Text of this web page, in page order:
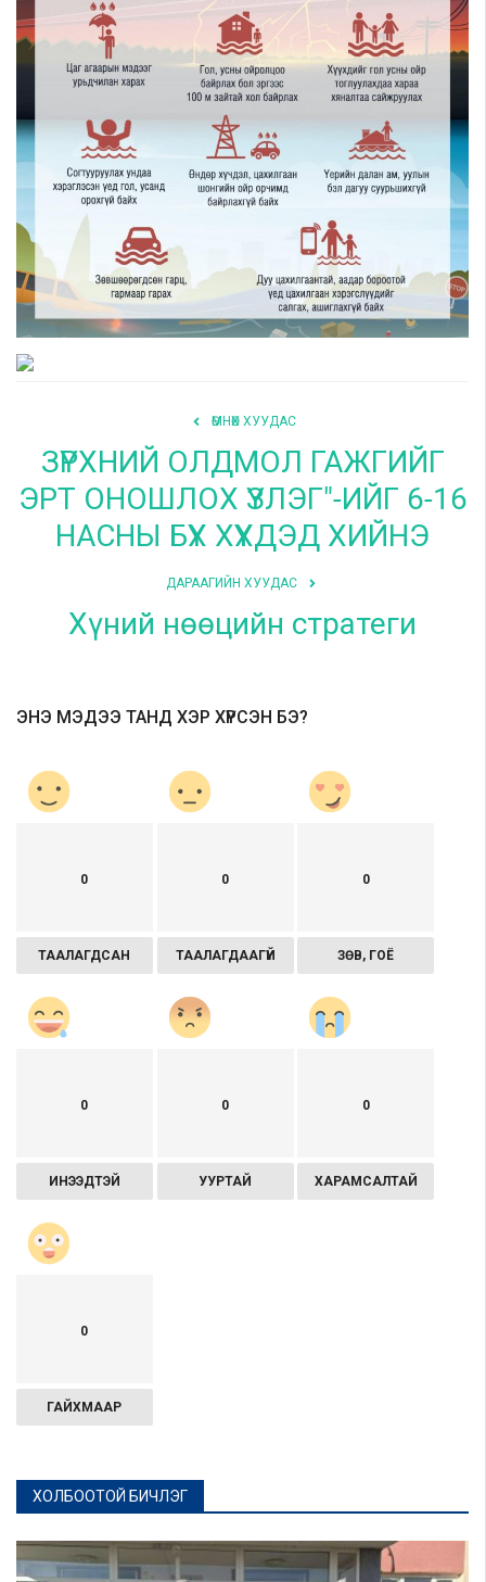
Шилэн данс
ӨМНӨХ ХУУДАС
ЗҮРХНИЙ ОЛДМОЛ ГАЖГИЙГ
ЭРТ ОНОШЛОХ ҮЗЛЭГ"-ИЙГ 6-16
НАСНЫ БҮХ ХҮҮХДЭД ХИЙНЭ
ДАРААГИЙН ХУУДАС
Хүний нөөцийн стратеги
ЭНЭ МЭДЭЭ ТАНД ХЭР ХҮРСЭН БЭ?
0
ТААЛАГДСАН
0
ТААЛАГДААГҮЙ
0
ЗӨВ, ГОЁ
0
ИНЭЭДТЭЙ
0
УУРТАЙ
0
ХАРАМСАЛТАЙ
0
ГАЙХМААР
ХОЛБООТОЙ БИЧЛЭГ